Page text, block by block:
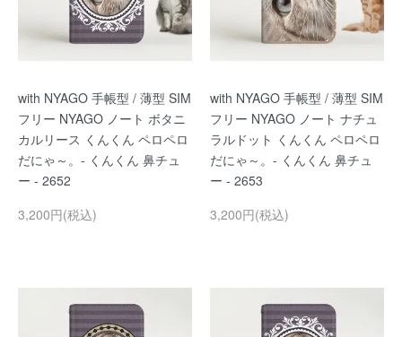
with NYAGO 手帳型 / 薄型 SIM
フリー NYAGO ノート ボタニ
カルリース くんくん ペロペロ
だにゃ～。- くんくん 鼻チュ
ー - 2652
3,200円(税込)
with NYAGO 手帳型 / 薄型 SIM
フリー NYAGO ノート ナチュ
ラルドット くんくん ペロペロ
だにゃ～。- くんくん 鼻チュ
ー - 2653
3,200円(税込)